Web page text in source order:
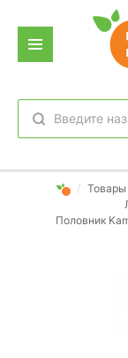
/ Товары
Половник